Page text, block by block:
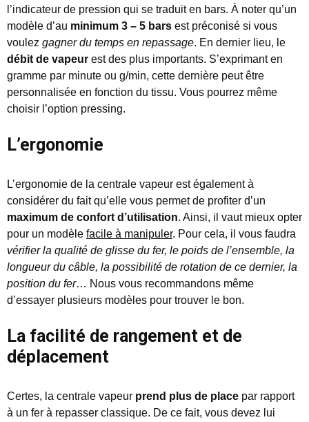
l’indicateur de pression qui se traduit en bars. À noter qu’un
modèle d’au minimum 3 – 5 bars est préconisé si vous
voulez gagner du temps en repassage. En dernier lieu, le
débit de vapeur est des plus importants. S’exprimant en
gramme par minute ou g/min, cette dernière peut être
personnalisée en fonction du tissu. Vous pourrez même
choisir l’option pressing.
L’ergonomie
L’ergonomie de la centrale vapeur est également à
considérer du fait qu’elle vous permet de profiter d’un
maximum de confort d’utilisation. Ainsi, il vaut mieux opter
pour un modèle facile à manipuler. Pour cela, il vous faudra
vérifier la qualité de glisse du fer, le poids de l’ensemble, la
longueur du câble, la possibilité de rotation de ce dernier, la
position du fer… Nous vous recommandons même
d’essayer plusieurs modèles pour trouver le bon.
La facilité de rangement et de
déplacement
Certes, la centrale vapeur prend plus de place par rapport
à un fer à repasser classique. De ce fait, vous devez lui